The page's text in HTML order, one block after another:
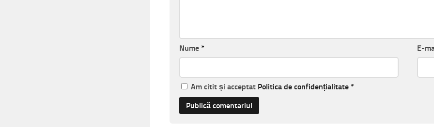
Nume * E-
Am citit și acceptat Politica de confidențialitate *